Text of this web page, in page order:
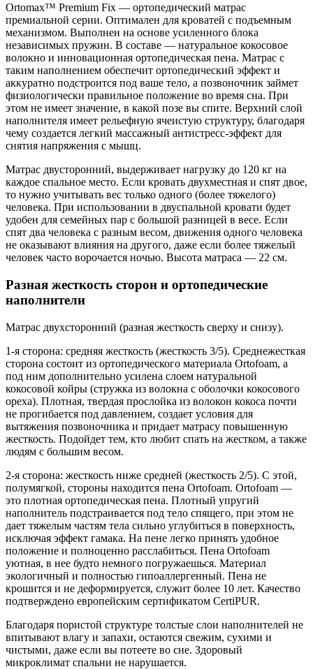
Ortomax™ Premium Fix — ортопедический матрас
премиальной серии. Оптимален для кроватей с подъемным
механизмом. Выполнен на основе усиленного блока
независимых пружин. В составе — натуральное кокосовое
волокно и инновационная ортопедическая пена. Матрас с
таким наполнением обеспечит ортопедический эффект и
аккуратно подстроится под ваше тело, а позвоночник займет
физиологически правильное положение во время сна. При
этом не имеет значение, в какой позе вы спите. Верхний слой
наполнителя имеет рельефную ячеистую структуру, благодаря
чему создается легкий массажный антистресс-эффект для
снятия напряжения с мышц.
Матрас двусторонний, выдерживает нагрузку до 120 кг на
каждое спальное место. Если кровать двухместная и спят двое,
то нужно учитывать вес только одного (более тяжелого)
человека. При использовании в двуспальной кровати будет
удобен для семейных пар с большой разницей в весе. Если
спят два человека с разным весом, движения одного человека
не оказывают влияния на другого, даже если более тяжелый
человек часто ворочается ночью. Высота матраса — 22 см.
Разная жесткость сторон и ортопедические
наполнители
Матрас двухсторонний (разная жесткость сверху и снизу).
1-я сторона: средняя жесткость (жесткость 3/5). Среднежесткая
сторона состоит из ортопедического материала Ortofoam, а
под ним дополнительно усилена слоем натуральной
кокосовой койры (стружка из волокна с оболочки кокосового
ореха). Плотная, твердая прослойка из волокон кокоса почти
не прогибается под давлением, создает условия для
вытяжения позвоночника и придает матрасу повышенную
жесткость. Подойдет тем, кто любит спать на жестком, а также
людям с большим весом.
2-я сторона: жесткость ниже средней (жесткость 2/5). С этой,
полумягкой, стороны находится пена Ortofoam. Ortofoam —
это плотная ортопедическая пена. Плотный упругий
наполнитель подстраивается под тело спящего, при этом не
дает тяжелым частям тела сильно углубиться в поверхность,
исключая эффект гамака. На пене легко принять удобное
положение и полноценно расслабиться. Пена Ortofoam
уютная, в нее будто немного погружаешься. Материал
экологичный и полностью гипоаллергенный. Пена не
крошится и не деформируется, служит более 10 лет. Качество
подтверждено европейским сертификатом CertiPUR.
Благодаря пористой структуре толстые слои наполнителей не
впитывают влагу и запахи, остаются свежим, сухими и
чистыми, даже если вы потеете во сне. Здоровый
микроклимат спальни не нарушается.